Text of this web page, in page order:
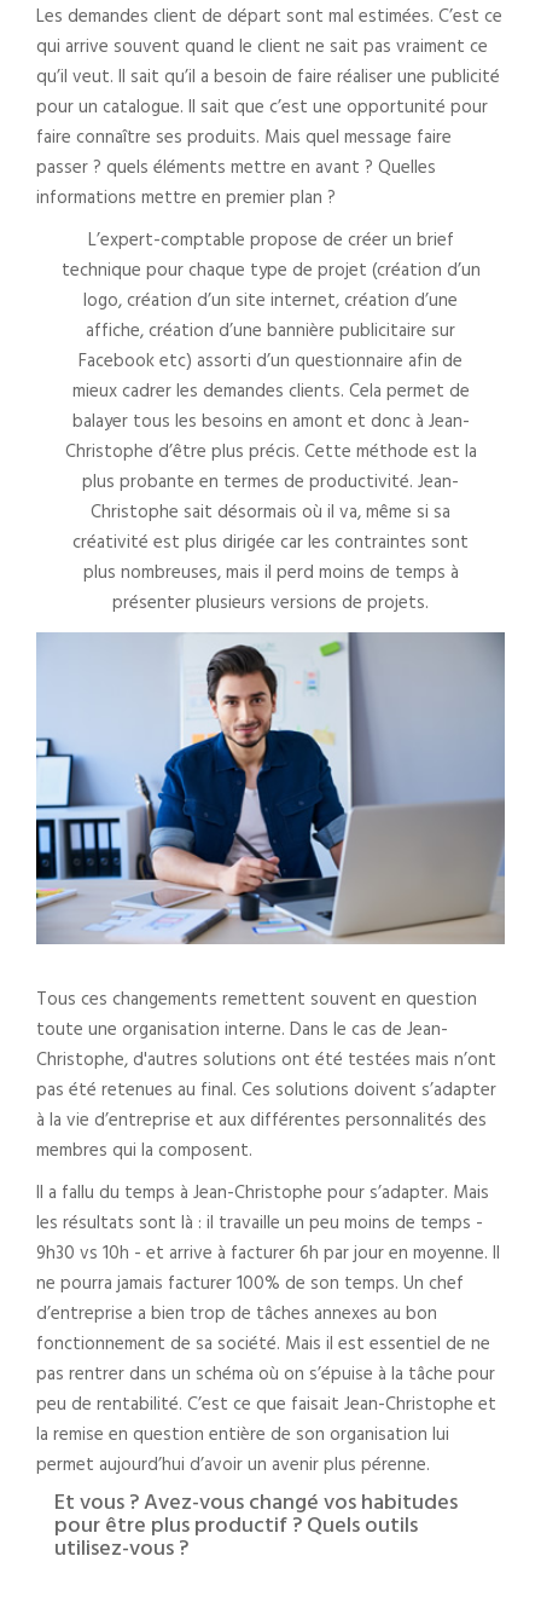
Les demandes client de départ sont mal estimées. C’est ce
qui arrive souvent quand le client ne sait pas vraiment ce
qu’il veut. Il sait qu’il a besoin de faire réaliser une publicité
pour un catalogue. Il sait que c’est une opportunité pour
faire connaître ses produits. Mais quel message faire
passer ? quels éléments mettre en avant ? Quelles
informations mettre en premier plan ?
L’expert-comptable propose de créer un brief
technique pour chaque type de projet (création d’un
logo, création d’un site internet, création d’une
affiche, création d’une bannière publicitaire sur
Facebook etc) assorti d’un questionnaire afin de
mieux cadrer les demandes clients. Cela permet de
balayer tous les besoins en amont et donc à Jean-
Christophe d’être plus précis. Cette méthode est la
plus probante en termes de productivité. Jean-
Christophe sait désormais où il va, même si sa
créativité est plus dirigée car les contraintes sont
plus nombreuses, mais il perd moins de temps à
présenter plusieurs versions de projets.
Tous ces changements remettent souvent en question
toute une organisation interne. Dans le cas de Jean-
Christophe, d'autres solutions ont été testées mais n’ont
pas été retenues au final. Ces solutions doivent s’adapter
à la vie d’entreprise et aux différentes personnalités des
membres qui la composent.
Il a fallu du temps à Jean-Christophe pour s’adapter. Mais
les résultats sont là : il travaille un peu moins de temps -
9h30 vs 10h - et arrive à facturer 6h par jour en moyenne. Il
ne pourra jamais facturer 100% de son temps. Un chef
d’entreprise a bien trop de tâches annexes au bon
fonctionnement de sa société. Mais il est essentiel de ne
pas rentrer dans un schéma où on s’épuise à la tâche pour
peu de rentabilité. C’est ce que faisait Jean-Christophe et
la remise en question entière de son organisation lui
permet aujourd’hui d’avoir un avenir plus pérenne.
Et vous ? Avez-vous changé vos habitudes
pour être plus productif ? Quels outils
utilisez-vous ?